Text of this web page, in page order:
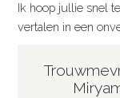
Ik hoop jullie snel
vertalen in een